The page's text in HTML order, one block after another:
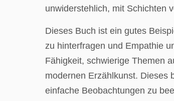
unwiderstehlich, mit Schichten
Dieses Buch ist ein gutes
zu hinterfragen und Empathie
Fähigkeit, schwierige Themen
modernen Erzählkunst. Dieses
einfache Beobachtungen zu